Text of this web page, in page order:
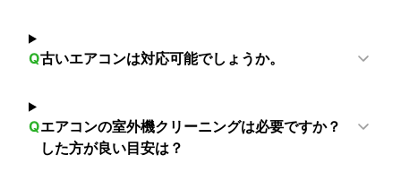
つくばみらい市
那珂市
ひたちなか市 守谷市 土浦市
Q古いエアコンは対応可能でしょうか。
Qエアコンの室外機クリーニングは必要ですか？
した方が良い目安は？